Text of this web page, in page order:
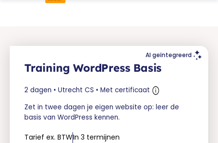
AI geïntegreerd
Training WordPress Basis
2 dagen • Utrecht CS • Met certificaat
Zet in twee dagen je eigen website op: leer de
basis van WordPress kennen.
Tarief ex. BTWIn 3 termijnen